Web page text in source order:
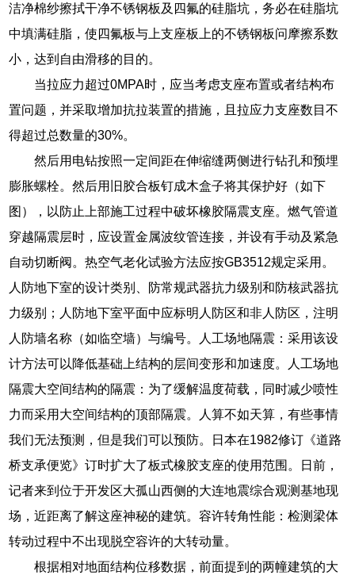
洁净棉纱擦拭干净不锈钢板及四氟的硅脂坑，务必在硅脂坑
中填满硅脂，使四氟板与上支座板上的不锈钢板问摩擦系数
小，达到自由滑移的目的。
当拉应力超过0MPA时，应当考虑支座布置或者结构布
置问题，并采取增加抗拉装置的措施，且拉应力支座数目不
得超过总数量的30%。
然后用电钻按照一定间距在伸缩缝两侧进行钻孔和预埋
膨胀螺栓。然后用旧胶合板钉成木盒子将其保护好（如下
图），以防止上部施工过程中破坏橡胶隔震支座。燃气管道
穿越隔震层时，应设置金属波纹管连接，并设有手动及紧急
自动切断阀。热空气老化试验方法应按GB3512规定采用。
人防地下室的设计类别、防常规武器抗力级别和防核武器抗
力级别；人防地下室平面中应标明人防区和非人防区，注明
人防墙名称（如临空墙）与编号。人工场地隔震：采用该设
计方法可以降低基础上结构的层间变形和加速度。人工场地
隔震大空间结构的隔震：为了缓解温度荷载，同时减少喷性
力而采用大空间结构的顶部隔震。人算不如天算，有些事情
我们无法预测，但是我们可以预防。日本在1982修订《道路
桥支承便览》订时扩大了板式橡胶支座的使用范围。日前，
记者来到位于开发区大孤山西侧的大连地震综合观测基地现
场，近距离了解这座神秘的建筑。容许转角性能：检测梁体
转动过程中不出现脱空容许的大转动量。
根据相对地面结构位移数据，前面提到的两幢建筑的大